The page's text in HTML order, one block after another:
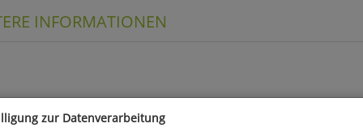
INFORMATIONEN
zur Datenverarbeitung